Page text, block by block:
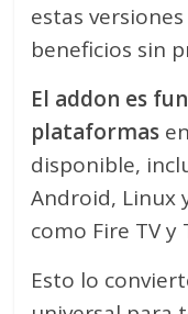
estas
beneficios sin
El addon es
plataformas
disponible,
Android, Linux
como Fire TV y
Esto lo